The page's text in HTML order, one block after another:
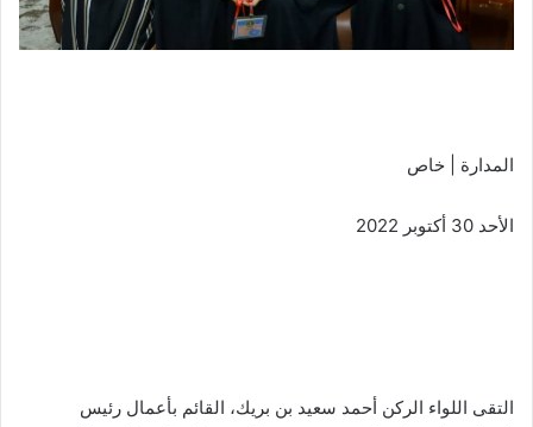
المدارة | خاص
الأحد 30 أكتوبر 2022
التقى اللواء الركن أحمد سعيد بن بريك، القائم بأعمال رئيس